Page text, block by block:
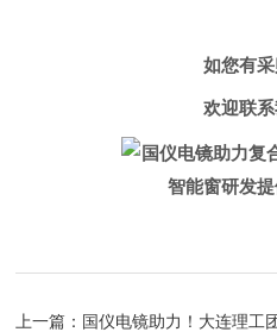
如您有
欢迎联系
上一篇： 国仪电镜助力！大连理工